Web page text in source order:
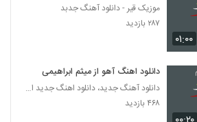
آهنگ علی یاری بنام مهمانت کنم
۲۶۷ بازدید
دانلود آهنگ علی قربانی تهوع
۰۱:۰۰
موزیک قیر - دانلود آهنگ جدبد
۲۸۷ بازدید
دانلود اهنگ آهو از میثم ابراهیمی
دانلود آهنگ جدید، دانلود اهنگ جدید ایرانی
۴۶۸ بازدید